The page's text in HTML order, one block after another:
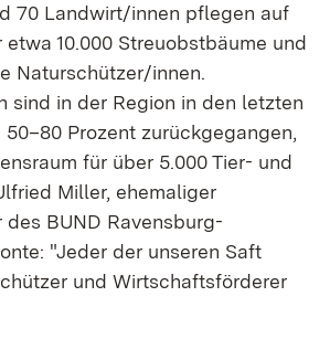
70 Landwirt/innen pflegen auf
etwa 10.000 Streuobstbäume und
Naturschützer/innen.
sind in der Region in den letzten
Prozent zurückgegangen,
für über 5.000 Tier- und
Miller, ehemaliger
BUND Ravensburg-
"Jeder der unseren Saft
und Wirtschaftsförderer